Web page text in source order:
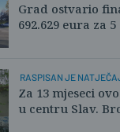
Grad ostvario
692.629 eura za
RASPISAN JE
Za 13 mjeseci
u centru Slav.